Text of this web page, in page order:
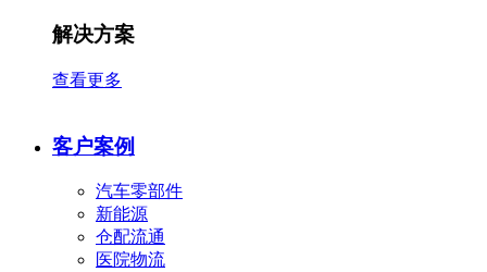
解决方案
查看更多
客户案例
汽车零部件
新能源
仓配流通
医院物流